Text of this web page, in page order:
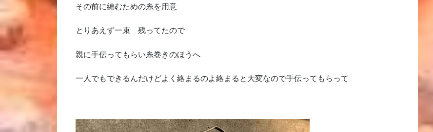
その前に編むための糸を用意
とりあえず一束 残ってたので
親に手伝ってもらい糸巻きのほうへ
一人でもできるんだけどよく絡まるのよ絡まると大変なので手伝ってもらって